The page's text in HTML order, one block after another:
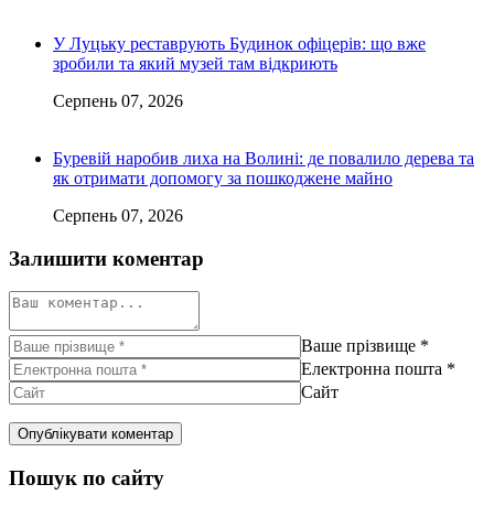
У Луцьку реставрують Будинок офіцерів: що вже
зробили та який музей там відкриють
Серпень 07, 2026
Буревій наробив лиха на Волині: де повалило дерева та
як отримати допомогу за пошкоджене майно
Серпень 07, 2026
Залишити коментар
Ваше прізвище *
Електронна пошта *
Сайт
Пошук по сайту